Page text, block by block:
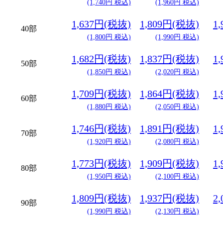
(1,740円 税込) (1,960円 税込)
40部 1,637円(税抜)
(1,800円 税込)
1,809円(税抜)
(1,990円 税込)
50部 1,682円(税抜)
(1,850円 税込)
1,837円(税抜)
(2,020円 税込)
60部 1,709円(税抜)
(1,880円 税込)
1,864円(税抜)
(2,050円 税込)
70部 1,746円(税抜)
(1,920円 税込)
1,891円(税抜)
(2,080円 税込)
80部 1,773円(税抜)
(1,950円 税込)
1,909円(税抜)
(2,100円 税込)
90部 1,809円(税抜)
(1,990円 税込)
1,937円(税抜)
(2,130円 税込)